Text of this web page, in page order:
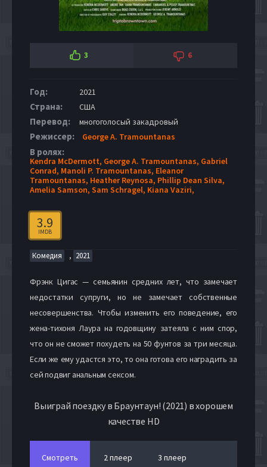
3 6
Год: 2021
Страна: США
Перевод: многоголосый закадровый
Режиссер: George A. Tramountanas
В ролях:
Kendra McDermott, George A. Tramountanas, Gabriel
Conrad, Manoli P. Tramountanas, Eleanor
Tramountanas, Heather Reynosa, Phillip Dean Silva,
Amelia Samson, Sam Schragel, Kiana Vaziri,
3.9
IMDB
Комедия , 2021
Фрэнк Цигас — семьянин средних лет, что замечает
недостатки супруги, но не замечает собственные
несовершенства. Чтобы изменить его поведение, его
жена-тихоня Лаура на годовщину затеяла с ним спор,
что он не сможет похудеть на 50 фунтов за три месяца.
Если же ему удастся это, то она готова его наградить за
сей подвиг анальным сексом.
Выиграй поездку в Браунтаун! (2021) в хорошем
качестве HD
Смотреть 2 плеер 3 плеер